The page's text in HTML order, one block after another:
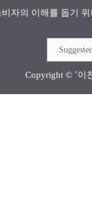
자의 이해를 돕기
Copyright © ˚이